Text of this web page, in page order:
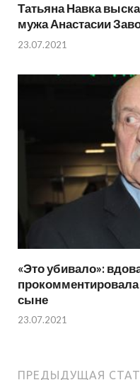
Татьяна Навка
мужа Анастасии
23.07.2021
«Это убивало»:
прокомментировала
сыне
23.07.2021
ПРЕДЫДУЩАЯ